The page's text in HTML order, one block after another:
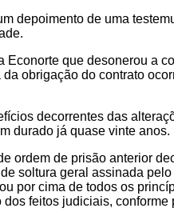
depoimento de uma
Econorte que desonerou a
obrigação do contrato
decorrentes das
durado já quase vinte anos.
ordem de prisão anterior
soltura geral assinada
por cima de todos os
feitos judiciais, conforme